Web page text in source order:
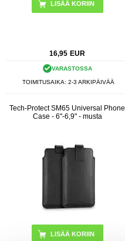
LISÄÄ KORIIN
16,95 EUR
VARASTOSSA
TOIMITUSAIKA: 2-3 ARKIPÄIVÄÄ
Tech-Protect SM65 Universal Phone
Case - 6"-6,9" - musta